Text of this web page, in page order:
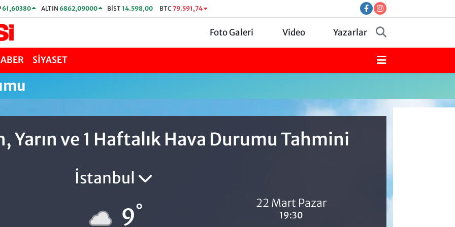
61,60380 ALTIN 6862,09000 BİST14.598,00 BTC 79.591,74
Foto Galeri Video Yazarlar
SİYASET
Yarın ve 1 Haftalık Hava Durumu Tahmini
İstanbul
9° 22 Mart Pazar
19:30